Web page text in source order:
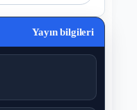
Yayın bilgileri